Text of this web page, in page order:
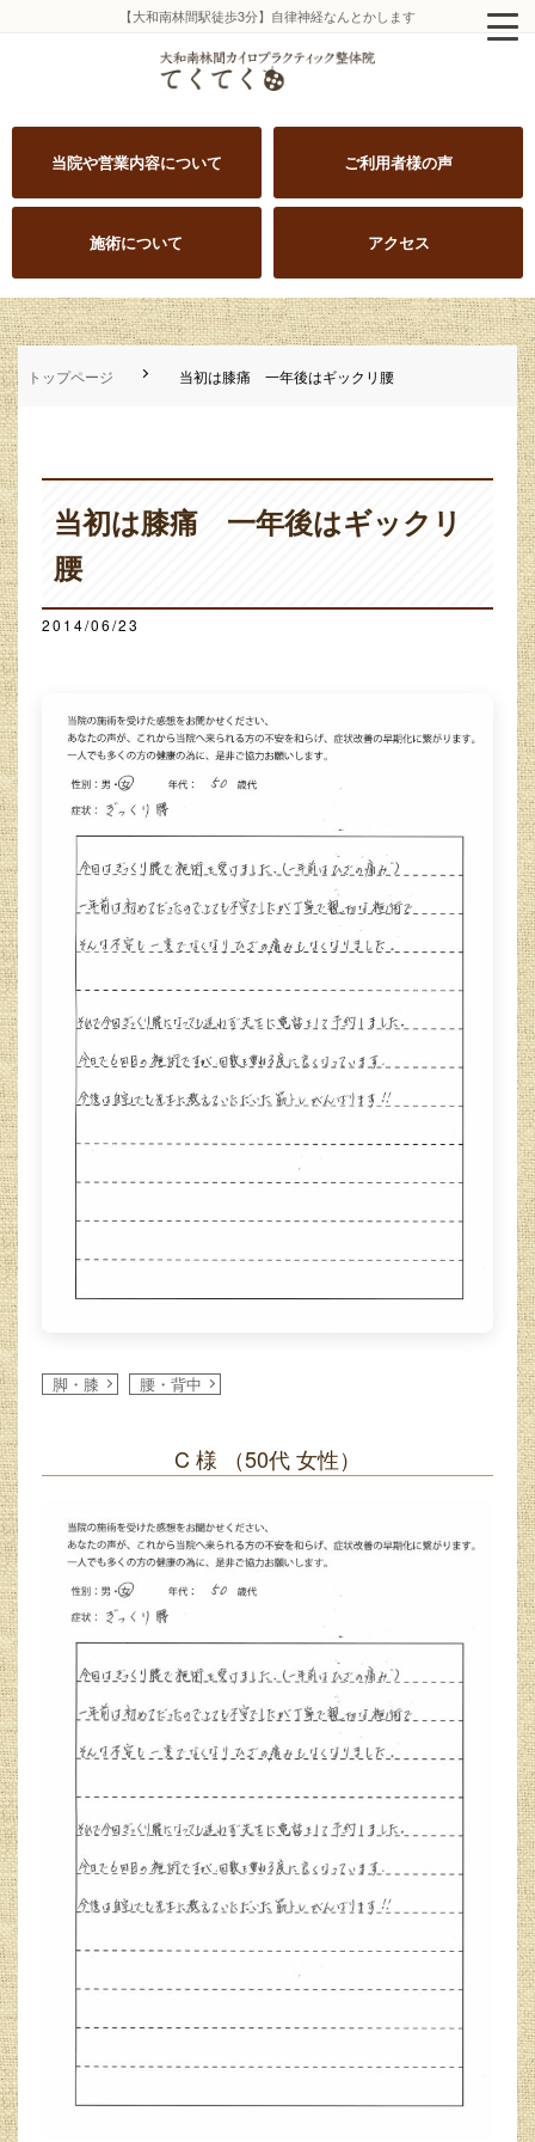
【大和南林間駅徒歩3分】自律神経なんとかします
当院や営業内容について ご利用者様の声
施術について アクセス
トップページ 当初は膝痛 一年後はギックリ腰
当初は膝痛 一年後はギックリ
腰
2014/06/23
脚・膝 腰・背中
C 様 （50代 女性）